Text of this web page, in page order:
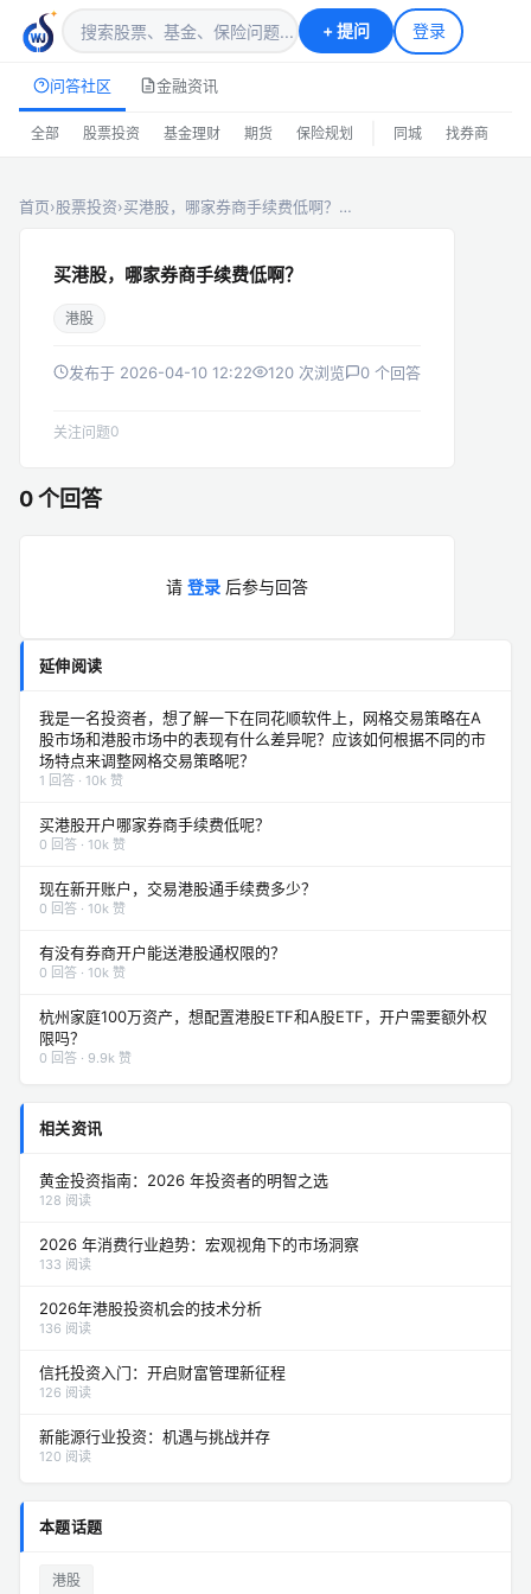
+提问 登录
问答社区 金融资讯
全部 股票投资 基金理财 期货 保险规划 同城 找券商
首页›股票投资›买港股，哪家券商手续费低啊？…
买港股，哪家券商手续费低啊？
港股
发布于 2026-04-10 12:22 120 次浏览 0 个回答
关注问题0
0 个回答
请 登录 后参与回答
延伸阅读
我是一名投资者，想了解一下在同花顺软件上，网格交易策略在A
股市场和港股市场中的表现有什么差异呢？应该如何根据不同的市
场特点来调整网格交易策略呢？
1 回答 · 10k 赞
买港股开户哪家券商手续费低呢？
0 回答 · 10k 赞
现在新开账户，交易港股通手续费多少？
0 回答 · 10k 赞
有没有券商开户能送港股通权限的？
0 回答 · 10k 赞
杭州家庭100万资产，想配置港股ETF和A股ETF，开户需要额外权
限吗？
0 回答 · 9.9k 赞
相关资讯
黄金投资指南：2026 年投资者的明智之选
128 阅读
2026 年消费行业趋势：宏观视角下的市场洞察
133 阅读
2026年港股投资机会的技术分析
136 阅读
信托投资入门：开启财富管理新征程
126 阅读
新能源行业投资：机遇与挑战并存
120 阅读
本题话题
港股